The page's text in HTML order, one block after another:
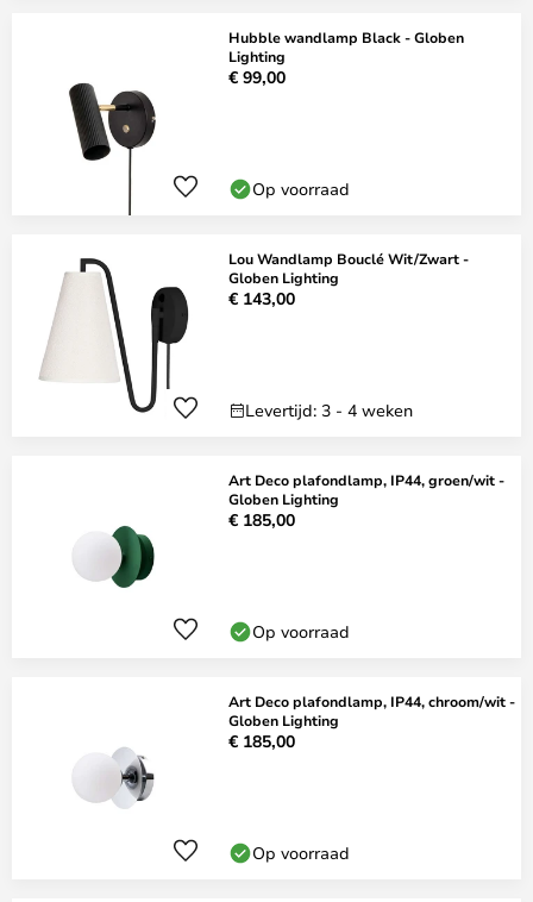
Hubble wandlamp Black - Globen
Lighting
€ 99,00
Op voorraad
Lou Wandlamp Bouclé Wit/Zwart -
Globen Lighting
€ 143,00
Levertijd: 3 - 4 weken
Art Deco plafondlamp, IP44, groen/wit -
Globen Lighting
€ 185,00
Op voorraad
Art Deco plafondlamp, IP44, chroom/wit -
Globen Lighting
€ 185,00
Op voorraad